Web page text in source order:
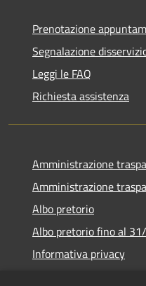
Prenotazione
Segnalazione
Leggi le FAQ
Richiesta assistenza
Amministrazione
Amministrazione
Albo pretorio
Albo pretorio fino al
Informativa privacy